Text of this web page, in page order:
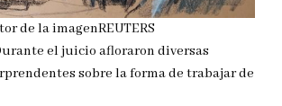
de la imagenREUTERS
el juicio afloraron diversas
sobre la forma de trabajar de